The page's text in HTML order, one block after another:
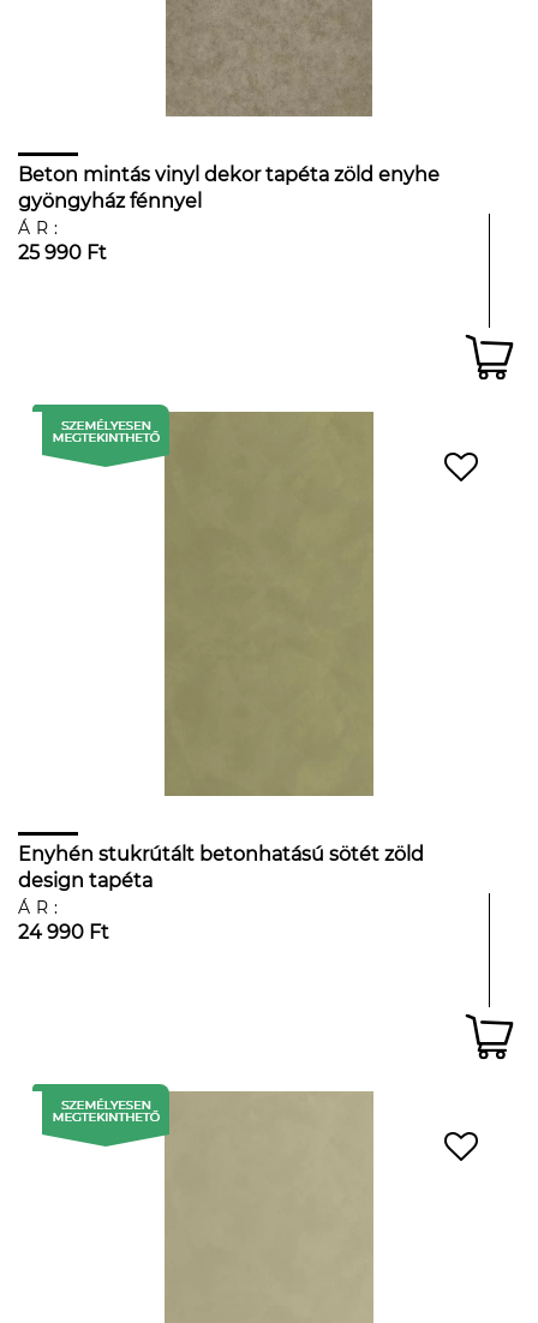
Beton mintás vinyl dekor tapéta zöld enyhe
gyöngyház fénnyel
ÁR:
25 990 Ft
Enyhén stukrútált betonhatású sötét zöld
design tapéta
ÁR:
24 990 Ft